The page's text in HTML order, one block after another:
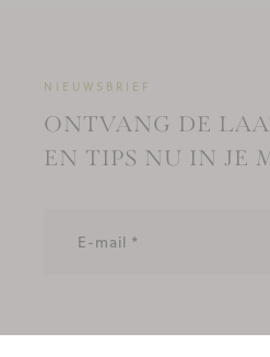
NIEUWSBRIEF
ONTVANG DE
EN TIPS NU IN JE